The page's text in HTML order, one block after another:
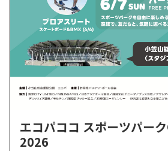
エコパココ スポーツパー
2026